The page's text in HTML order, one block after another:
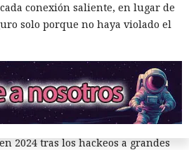
conexión saliente, en lugar de
solo porque no haya violado el
infraestructura conservada pudo
chinas la capacidad de observar
mantener servidores maliciosos y
datos. La investigación no
de la participación de empleados
especial a la campaña Salt
2024 tras los hackeos a grandes